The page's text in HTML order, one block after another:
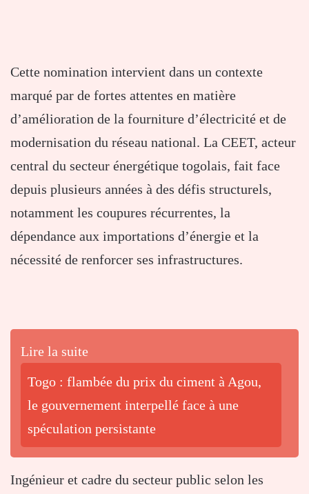
Cette nomination intervient dans un contexte
marqué par de fortes attentes en matière
d’amélioration de la fourniture d’électricité et de
modernisation du réseau national. La CEET, acteur
central du secteur énergétique togolais, fait face
depuis plusieurs années à des défis structurels,
notamment les coupures récurrentes, la
dépendance aux importations d’énergie et la
nécessité de renforcer ses infrastructures.
Lire la suite
Togo : flambée du prix du ciment à Agou,
le gouvernement interpellé face à une
spéculation persistante
Ingénieur et cadre du secteur public selon les